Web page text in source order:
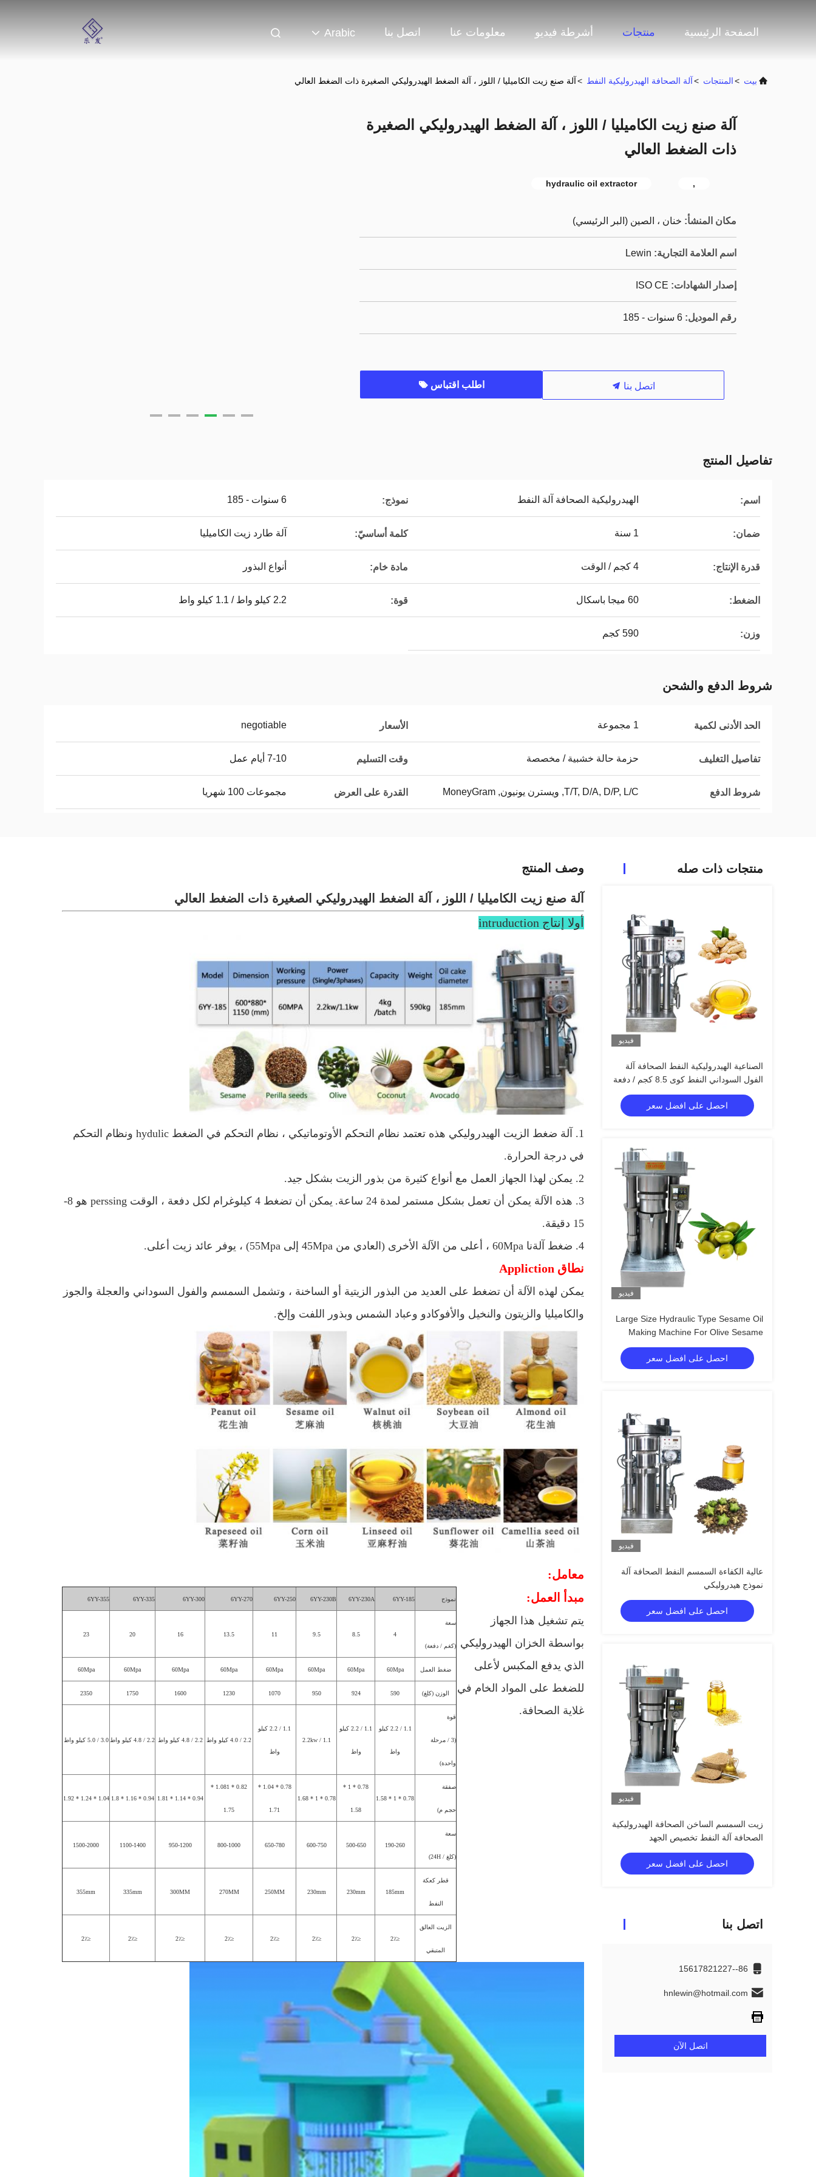
الصفحة الرئيسية منتجات أشرطة فيديو معلومات عنا اتصل بنا Arabic
بيت >المنتجات >آلة الصحافة الهيدروليكية النفط >آلة صنع زيت الكاميليا / اللوز ، آلة الضغط الهيدروليكي الصغيرة ذات الضغط العالي
آلة صنع زيت الكاميليا / اللوز ، آلة الضغط الهيدروليكي الصغيرة
ذات الضغط العالي
,
hydraulic oil extractor
مكان المنشأ: خنان ، الصين (البر الرئيسي)
اسم العلامة التجارية: Lewin
إصدار الشهادات: ISO CE
رقم الموديل: 6 سنوات - 185
اتصل بنا اطلب اقتباس
تفاصيل المنتج
اسم: الهيدروليكية الصحافة آلة النفط نموذج: 6 سنوات - 185
ضمان: 1 سنة كلمة أساسيّ: آلة طارد زيت الكاميليا
قدرة الإنتاج: 4 كجم / الوقت مادة خام: أنواع البذور
الضغط: 60 ميجا باسكال قوة: 2.2 كيلو واط / 1.1 كيلو واط
وزن: 590 كجم
شروط الدفع والشحن
الحد الأدنى لكمية 1 مجموعة الأسعار negotiable
تفاصيل التغليف حزمة حالة خشبية / مخصصة وقت التسليم 7-10 أيام عمل
شروط الدفع T/T, D/A, D/P, L/C, ويسترن يونيون, MoneyGram القدرة على العرض مجموعات 100 شهريا
منتجات ذات صله
فيديو
الصناعية الهيدروليكية النفط الصحافة آلة
الفول السوداني النفط كوى 8.5 كجم / دفعة
القدرات
احصل على افضل سعر
فيديو
Large Size Hydraulic Type Sesame Oil
Making Machine For Olive Sesame
Avocado
احصل على افضل سعر
فيديو
عالية الكفاءة السمسم النفط الصحافة آلة
نموذج هيدروليكي
احصل على افضل سعر
فيديو
زيت السمسم الساخن الصحافة الهيدروليكية
الصحافة آلة النفط تخصيص الجهد
احصل على افضل سعر
اتصل بنا
86--15617821227
hnlewin@hotmail.com
اتصل الآن
وصف المنتج
آلة صنع زيت الكاميليا / اللوز ، آلة الضغط الهيدروليكي الصغيرة ذات الضغط العالي
أولا إنتاج intruduction
1. آلة ضغط الزيت الهيدروليكي هذه تعتمد نظام التحكم الأوتوماتيكي ، نظام التحكم في الضغط hydulic ونظام التحكم
في درجة الحرارة.
2. يمكن لهذا الجهاز العمل مع أنواع كثيرة من بذور الزيت بشكل جيد.
3. هذه الآلة يمكن أن تعمل بشكل مستمر لمدة 24 ساعة.
يمكن أن تضغط 4 كيلوغرام لكل دفعة ، الوقت perssing هو 8-
15 دقيقة.
4. ضغط آلةنا 60Mpa ، أعلى من الآلة الأخرى (العادي من 45Mpa إلى 55Mpa) ، يوفر عائد زيت أعلى.
نطاق Appliction
يمكن لهذه الآلة أن تضغط على العديد من البذور الزيتية أو الساخنة ، وتشمل السمسم والفول السوداني والعجلة والجوز
والكاميليا والزيتون والنخيل والأفوكادو وعباد الشمس وبذور اللفت وإلخ.
معامل:
نموذج 6YY-185
6YY-230A
6YY-230B
6YY-250
6YY-270
6YY-300
6YY-335
6YY-355
سعة
(كغم / دفعة)
4
8.5
9.5
11
13.5
16
20
23
ضغط العمل 60Mpa
60Mpa
60Mpa
60Mpa
60Mpa
60Mpa
60Mpa
60Mpa
الوزن (كلغ) 590
924
950
1070
1230
1600
1750
2350
قوة
(3 / مرحلة
واحدة)
1.1 / 2.2 كيلو
واط
1.1 / 2.2 كيلو
واط
1.1 / 2.2kw
1.1 / 2.2 كيلو
واط
2.2 / 4.0 كيلو واط 2.2 / 4.8 كيلو واط 2.2 / 4.8 كيلو واط 3.0 / 5.0 كيلو واط
صفقة
حجم م)
0.78 * 1 * 1.58
0.78 * 1 *
1.58
0.78 * 1 * 1.68
0.78 * 1.04 *
1.71
0.82 * 1.081 *
1.75
0.94 * 1.14 * 1.81
0.94 * 1.16 * 1.8
1.04 * 1.24 * 1.92
سعة
(كلغ / 24H)
190-260
500-650
600-750
650-780
800-1000
950-1200
1100-1400
1500-2000
قطر كعكة
النفط
185mm
230mm
230mm
250MM
270MM
300MM
335mm
355mm
الزيت العالق
المتبقي
≤2٪ ≤2٪ ≤2٪ ≤2٪ ≤2٪ ≤2٪ ≤2٪ ≤2٪
مبدأ العمل:
يتم تشغيل هذا الجهاز
بواسطة الخزان الهيدروليكي
الذي يدفع المكبس لأعلى
للضغط على المواد الخام في
غلاية الصحافة.